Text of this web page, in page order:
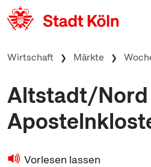
zum Inhalt springen
Wirtschaft Märkte
Altstadt/Nord
Vorlesen lassen